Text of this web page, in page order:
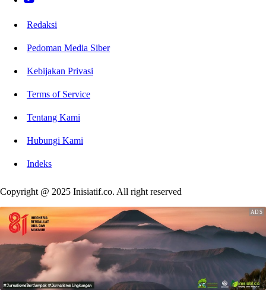
Redaksi
Pedoman Media Siber
Kebijakan Privasi
Terms of Service
Tentang Kami
Hubungi Kami
Indeks
Copyright @ 2025 Inisiatif.co. All right reserved